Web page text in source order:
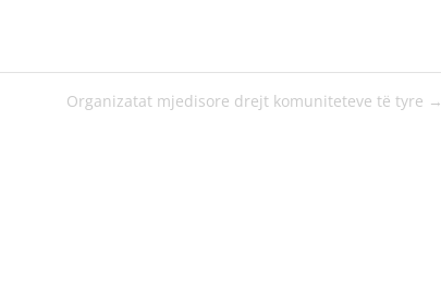
Organizatat mjedisore drejt komuniteteve të tyre →